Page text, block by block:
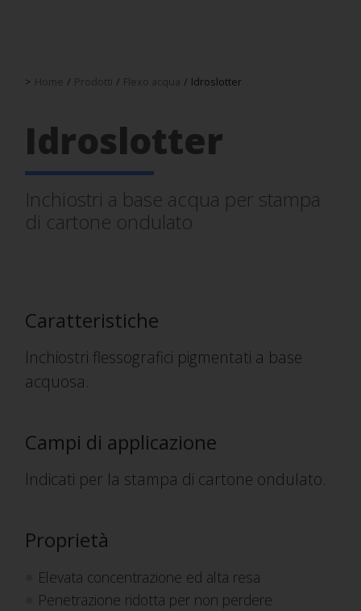
> Home / Prodotti / Flexo acqua / Idroslotter
Idroslotter
Inchiostri a base acqua per stampa
di cartone ondulato
Caratteristiche
Inchiostri flessografici pigmentati a base
acquosa.
Campi di applicazione
Indicati per la stampa di cartone ondulato.
Proprietà
Elevata concentrazione ed alta resa
Penetrazione ridotta per non perdere